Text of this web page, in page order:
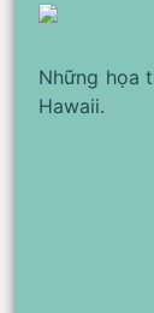
Những họa
Hawaii.